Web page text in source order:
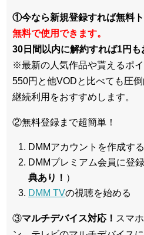
①今なら新規登録すれば無料
無料で使用できます。
30日間以内に解約すれば1円も
※最新の人気作品や貰えるポ
550円と他VODと比べても圧
継続利用をおすすめします。
②無料登録まで超簡単！
DMMアカウントを作成す
DMMプレミアム会員に登
典あり！ ）
DMM TVの視聴を始める
③マルチデバイス対応！ スマ